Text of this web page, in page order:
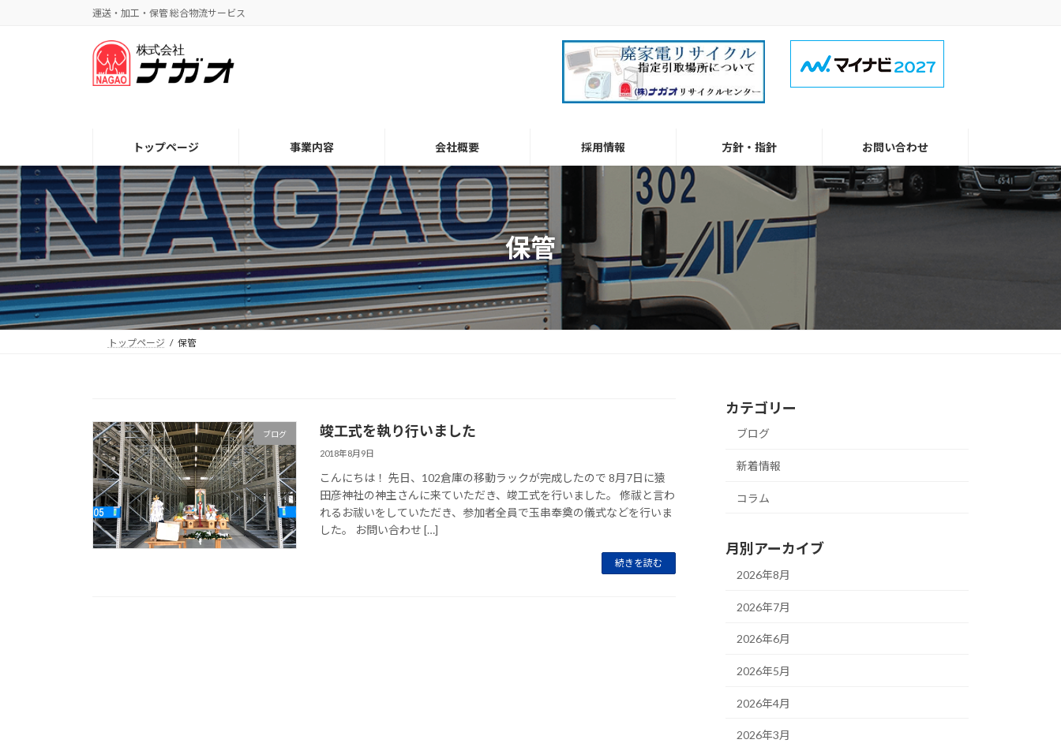
プ
動
運送・加工・保管 総合物流サービス
トップページ 事業内容 会社概要 採用情報 方針・指針 お問い合わせ
保管
トップページ 保管
ブログ 竣工式を執り行いました
2018年8月9日
こんにちは！ 先日、102倉庫の移動ラックが完成したので 8月7日に猿
田彦神社の神主さんに来ていただき、竣工式を行いました。 修祓と言わ
れるお祓いをしていただき、参加者全員で玉串奉奠の儀式などを行いま
した。 お問い合わせ […]
続きを読む
カテゴリー
ブログ
新着情報
コラム
月別アーカイブ
2026年8月
2026年7月
2026年6月
2026年5月
2026年4月
2026年3月